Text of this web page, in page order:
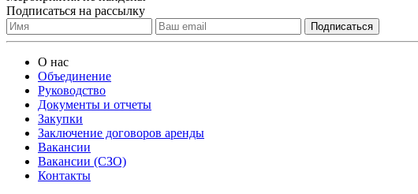
Подписаться на рассылку
О нас
Объединение
Руководство
Документы и отчеты
Закупки
Заключение договоров аренды
Вакансии
Вакансии (СЗО)
Контакты